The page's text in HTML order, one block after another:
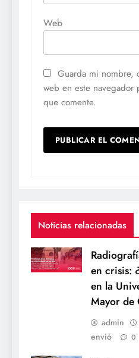
Web
Guarda mi nombre,
web en este navegador
que comente.
Noticias relacionadas
en crisis:
en la
Mayor de
admin
envió
0